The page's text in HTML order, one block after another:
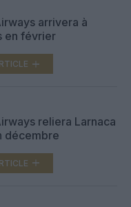
arrivera à
en février
reliera Larnaca
décembre